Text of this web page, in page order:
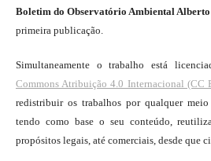
Boletim do Observatório Ambiental
primeira publicação.
Simultaneamente o trabalho está
Commons Atribuição 4.0 Internacional (CC
redistribuir os trabalhos por qualquer
tendo como base o seu conteúdo,
propósitos legais, até comerciais, desde que